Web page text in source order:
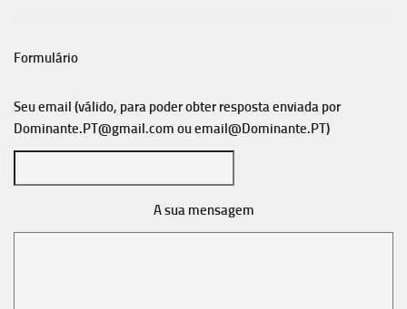
Formulário
Seu email (válido, para poder obter resposta enviada por
Dominante.PT@gmail.com ouemail@Dominante.PT)
A sua mensagem